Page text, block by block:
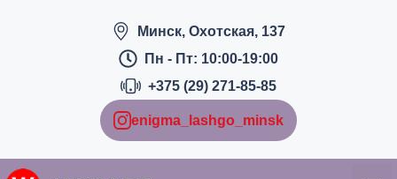
Минск, Охотская, 137
Пн - Пт: 10:00-19:00
+375 (29) 271-85-85
enigma_lashgo_minsk